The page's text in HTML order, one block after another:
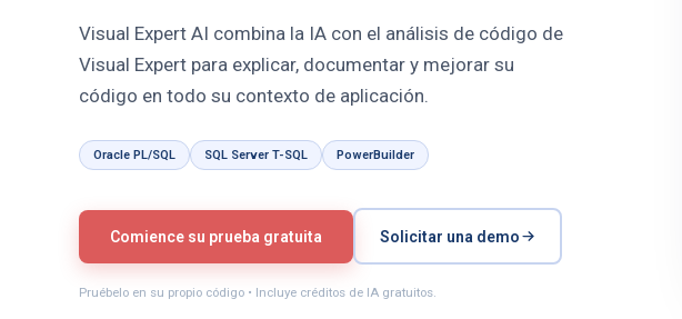
Visual Expert AI combina la IA con el análisis de código de
Visual Expert para explicar, documentar y mejorar su
código en todo su contexto de aplicación.
Oracle PL/SQL SQL Server T-SQL PowerBuilder
Comience su prueba gratuita Solicitar una demo
Pruébelo en su propio código • Incluye créditos de IA gratuitos.